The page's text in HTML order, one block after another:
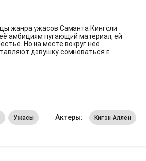
жанра ужасов Саманта Кингсли
амбициям пугающий материал, ей
Но на месте вокруг неё
девушку сомневаться в
Ужасы Актеры: Кигэн Аллен